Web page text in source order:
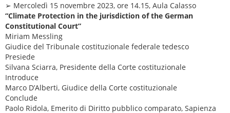
➢ Mercoledì 15 novembre 2023, ore 14.15, Aula Calasso
“Climate Protection in the jurisdiction of the German
Constitutional Court”
Miriam Messling
Giudice del Tribunale costituzionale federale tedesco
Presiede
Silvana Sciarra, Presidente della Corte costituzionale
Introduce
Marco D’Alberti, Giudice della Corte costituzionale
Conclude
Paolo Ridola, Emerito di Diritto pubblico comparato, Sapienza